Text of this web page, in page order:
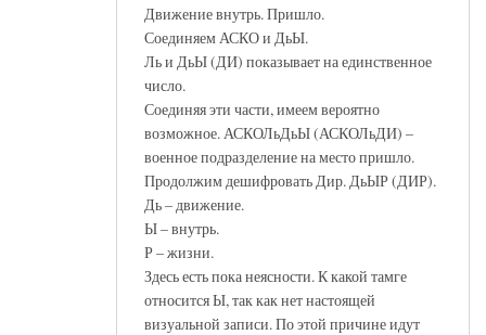
Движение внутрь. Пришло.
Соединяем АСКО и ДьЫ.
Ль и ДьЫ (ДИ) показывает на единственное
число.
Соединяя эти части, имеем вероятно
возможное. АСКОЛьДьЫ (АСКОЛьДИ) –
военное подразделение на место пришло.
Продолжим дешифровать Дир. ДьЫР (ДИР).
Дь – движение.
Ы – внутрь.
Р – жизни.
Здесь есть пока неясности. К какой тамге
относится Ы, так как нет настоящей
визуальной записи. По этой причине идут